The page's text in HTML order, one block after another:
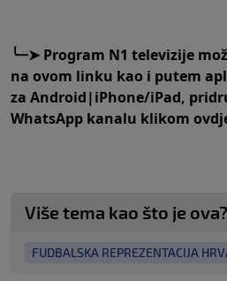
╰┈➤Program N1 televizije
na ovom linku kao i putem
za Android|iPhone/iPad,
WhatsApp kanalu klikom
Više tema kao što je ova?
FUDBALSKA REPREZENTACIJA